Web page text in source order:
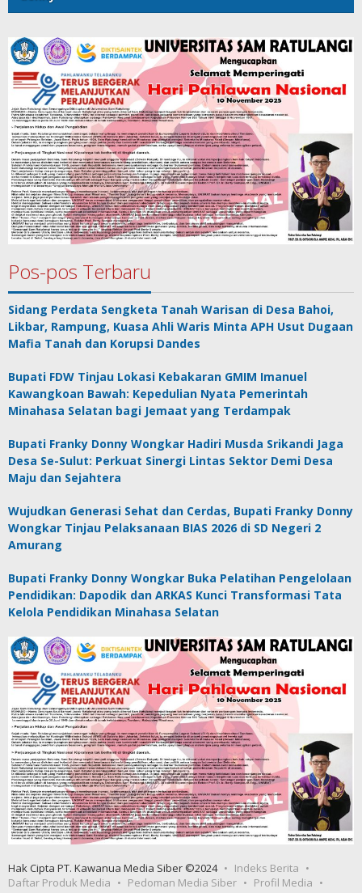
Pos-pos Terbaru
Sidang Perdata Sengketa Tanah Warisan di Desa Bahoi,
Likbar, Rampung, Kuasa Ahli Waris Minta APH Usut Dugaan
Mafia Tanah dan Korupsi Dandes
Bupati FDW Tinjau Lokasi Kebakaran GMIM Imanuel
Kawangkoan Bawah: Kepedulian Nyata Pemerintah
Minahasa Selatan bagi Jemaat yang Terdampak
Bupati Franky Donny Wongkar Hadiri Musda Srikandi Jaga
Desa Se-Sulut: Perkuat Sinergi Lintas Sektor Demi Desa
Maju dan Sejahtera
Wujudkan Generasi Sehat dan Cerdas, Bupati Franky Donny
Wongkar Tinjau Pelaksanaan BIAS 2026 di SD Negeri 2
Amurang
Bupati Franky Donny Wongkar Buka Pelatihan Pengelolaan
Pendidikan: Dapodik dan ARKAS Kunci Transformasi Tata
Kelola Pendidikan Minahasa Selatan
Hak Cipta PT. Kawanua Media Siber ©2024
Indeks Berita
Daftar Produk Media
Pedoman Media Siber
Profil Media